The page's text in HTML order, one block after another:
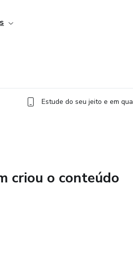
Estude do seu jeito e em
criou o conteúdo